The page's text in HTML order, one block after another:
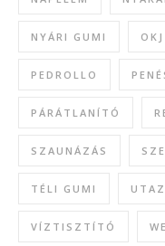
NYÁRI GUMI OKJ
PEDROLLO
PÁRÁTLANÍTÓ
SZAUNÁZÁS
TÉLI GUMI
VÍZTISZTÍTÓ